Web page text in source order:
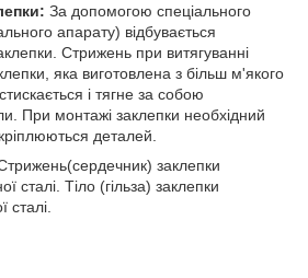
За допомогою спеціального
апарату) відбувається
Стрижень при витягуванні
яка виготовлена з більш м'якого
і тягне за собою
При монтажі заклепки необхідний
деталей.
заклепки
сталі. Тіло (гільза) заклепки
сталі.